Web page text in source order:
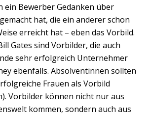
ein Bewerber Gedanken über
hat, die ein anderer schon
erreicht hat – eben das Vorbild.
Gates sind Vorbilder, die auch
sehr erfolgreich Unternehmer
ebenfalls. Absolventinnen sollten
Frauen als Vorbild
Vorbilder können nicht nur aus
kommen, sondern auch aus